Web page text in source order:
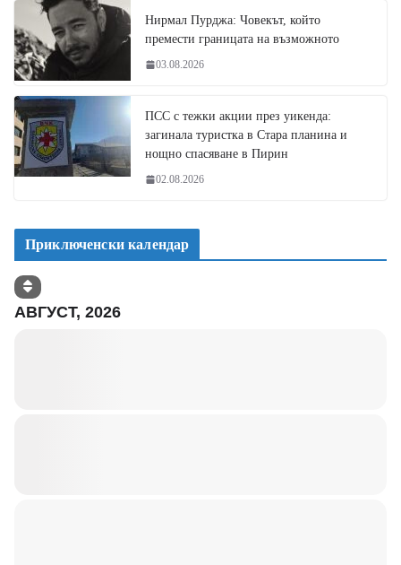
Нирмал Пурджа: Човекът, който
премести границата на възможното
03.08.2026
ПСС с тежки акции през уикенда:
загинала туристка в Стара планина и
нощно спасяване в Пирин
02.08.2026
Приключенски календар
АВГУСТ, 2026